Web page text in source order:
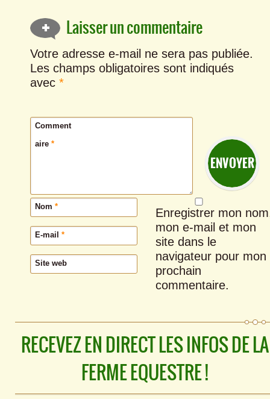
Laisser un commentaire
Votre adresse e-mail ne sera pas publiée.
Les champs obligatoires sont indiqués
avec *
Comment
aire *
Nom *
E-mail *
Site web
Enregistrer mon
mon e-mail et mon
site dans le
navigateur pour mon
prochain
commentaire.
RECEVEZ EN DIRECT LES INFOS DE LA
FERME EQUESTRE !